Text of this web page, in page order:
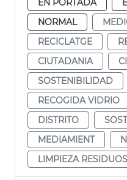
NORMAL
RECICLATGE
CIUTADANIA
SOSTENIBILIDAD
RECOGIDA VIDRIO
DISTRITO
MEDIAMIENT
LIMPIEZA RESIDUOS